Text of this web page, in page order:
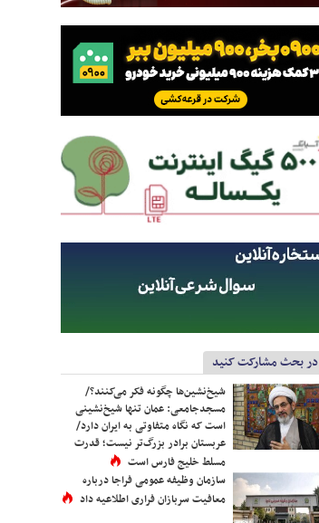
در بحث مشارکت کنید
شیخ‌نشین‌ها چگونه فکر می‌کنند؟/
مسجدجامعی: عمان تنها شیخ‌نشینی
است که نگاه متفاوتی به ایران دارد/
عربستان برادر بزرگ‌تر نیست؛ قدرت
مسلط خلیج فارس است
سازمان وظیفه عمومی فراجا درباره
معافیت سربازان فراری اطلاعیه داد